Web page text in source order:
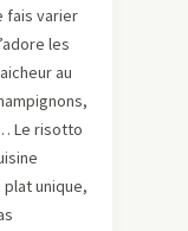
fais varier
les
au
Le risotto
unique,